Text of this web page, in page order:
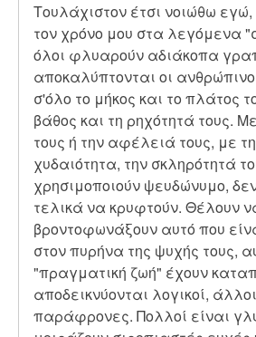
Τουλάχιστον έτσι νοιώθω
τον χρόνο μου στα λεγόμενα
όλοι φλυαρούν αδιάκοπα
αποκαλύπτονται οι
σ'όλο το μήκος και το πλάτος
βάθος και τη ρηχότητά τους.
τους ή την αφέλειά τους, με
χυδαιότητα, την σκληρότητά
χρησιμοποιούν ψευδώνυμο,
τελικά να κρυφτούν. Θέλουν
βροντοφωνάξουν αυτό που
στον πυρήνα της ψυχής τους,
"πραγματική ζωή" έχουν
αποδεικνύονται λογικοί,
παράφρονες. Πολλοί είναι